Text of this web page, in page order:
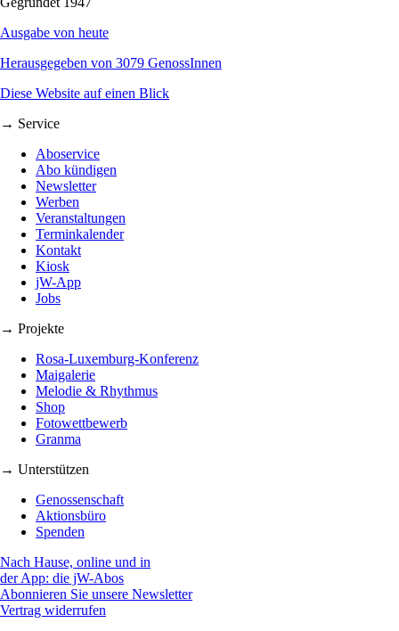
Ausgabe von heute
Herausgegeben von 3079 GenossInnen
Diese Website auf einen Blick
→ Service
Aboservice
Abo kündigen
Newsletter
Werben
Veranstaltungen
Terminkalender
Kontakt
Kiosk
jW-App
Jobs
→ Projekte
Rosa-Luxemburg-Konferenz
Maigalerie
Melodie & Rhythmus
Shop
Fotowettbewerb
Granma
→ Unterstützen
Genossenschaft
Aktionsbüro
Spenden
Nach Hause, online und in
der App: die jW-Abos
Abonnieren Sie unsere Newsletter
Vertrag widerrufen